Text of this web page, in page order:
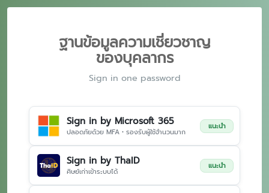
ฐานข้อมูลความเชี่ยวชาญ
ของบุคลากร
Sign in one password
Sign in by Microsoft 365
ปลอดภัยด้วย MFA • รองรับผู้ใช้จำนวนมาก
แนะนำ
Sign in by ThaID
ศิษย์เก่าเข้าระบบได้
แนะนำ